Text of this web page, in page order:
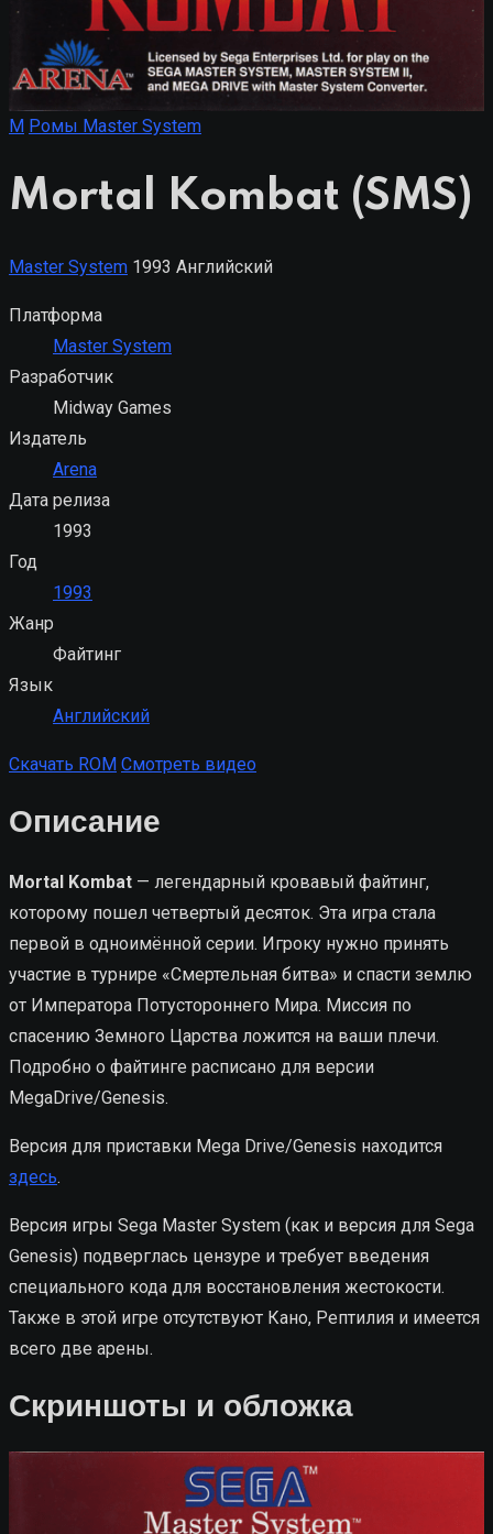
M Ромы Master System
Mortal Kombat (SMS)
Master System 1993 Английский
Платформа
Master System
Разработчик
Midway Games
Издатель
Arena
Дата релиза
1993
Год
1993
Жанр
Файтинг
Язык
Английский
Скачать ROM Смотреть видео
Описание
Mortal Kombat — легендарный кровавый файтинг,
которому пошел четвертый десяток. Эта игра стала
первой в одноимённой серии. Игроку нужно принять
участие в турнире «Смертельная битва» и спасти землю
от Императора Потустороннего Мира. Миссия по
спасению Земного Царства ложится на ваши плечи.
Подробно о файтинге расписано для версии
MegaDrive/Genesis.
Версия для приставки Mega Drive/Genesis находится
здесь.
Версия игры Sega Master System (как и версия для Sega
Genesis) подверглась цензуре и требует введения
специального кода для восстановления жестокости.
Также в этой игре отсутствуют Кано, Рептилия и имеется
всего две арены.
Скриншоты и обложка